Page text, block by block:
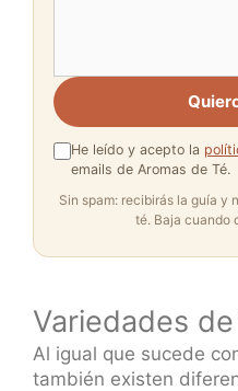
He leído y acepto la
emails de Aromas de Té.
Sin spam: recibirás la guía y
té. Baja cuando
Variedades
Al igual que sucede
también existen